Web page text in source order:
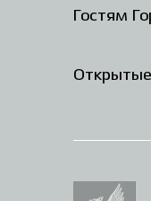
Гостям